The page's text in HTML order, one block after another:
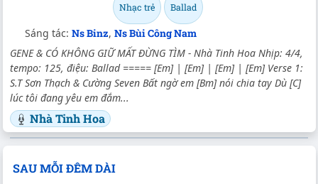
Nhạc trẻ Ballad
Sáng tác: Ns Binz, Ns Bùi Công Nam
GENE & CÓ KHÔNG GIỮ MẤT ĐỪNG TÌM - Nhà Tinh Hoa Nhịp: 4/4,
tempo: 125, điệu: Ballad ===== [Em] | [Em] | [Em] | [Em] Verse 1:
S.T Sơn Thạch & Cường Seven Bất ngờ em [Bm] nói chia tay Dù [C]
lúc tôi đang yêu em đắm...
Nhà Tinh Hoa
SAU MỖI ĐÊM DÀI